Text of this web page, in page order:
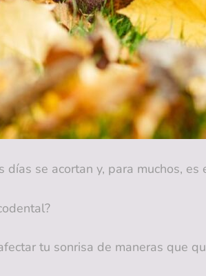
se acortan y, para muchos,
tu sonrisa de maneras que